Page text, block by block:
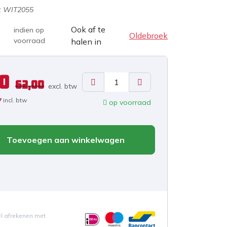
WIT2055
indien op
voorraad
Ook af te
halen in
Oldebroek
62,00 excl. btw
incl. btw op voorraad
Toevoegen aan winkelwagen
afrekenen met